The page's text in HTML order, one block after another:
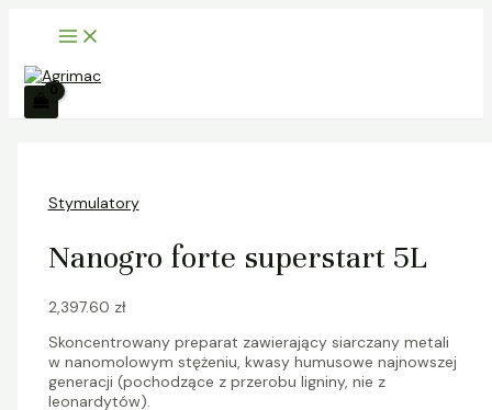
content
Stymulatory
Nanogro forte superstart 5L
2,397.60 zł
Skoncentrowany preparat zawierający siarczany metali
w nanomolowym stężeniu, kwasy humusowe najnowszej
generacji (pochodzące z przerobu ligniny, nie z
leonardytów).
Nanogro
forte
superstart
5L